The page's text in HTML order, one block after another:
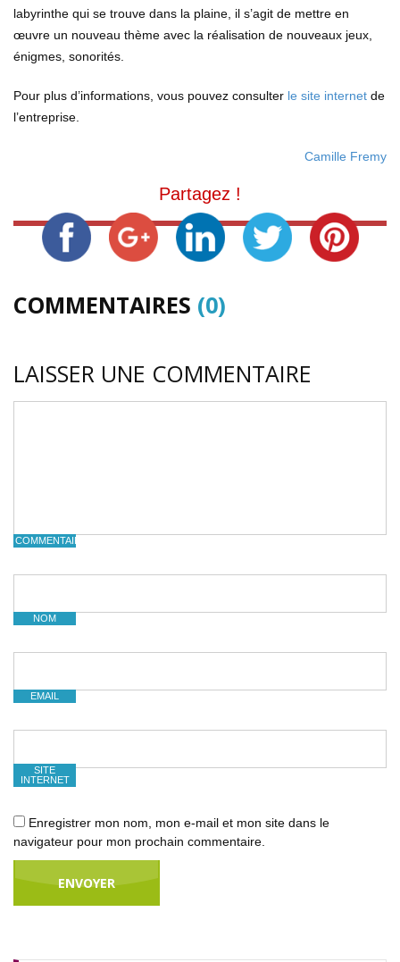
labyrinthe qui se trouve dans la plaine il s’agit de mettre en
œuvre un nouveau thème avec la réalisation de nouveaux jeux,
énigmes, sonorités.
Pour plus d’informations, vous pouvez consulter le site internet de
l’entreprise.
Camille Fremy
Partagez !
COMMENTAIRES (0)
LAISSER UNE COMMENTAIRE
COMMENTAIRE
NOM
EMAIL
SITE
INTERNET
Enregistrer mon nom, mon e-mail et mon site dans le
navigateur pour mon prochain commentaire.